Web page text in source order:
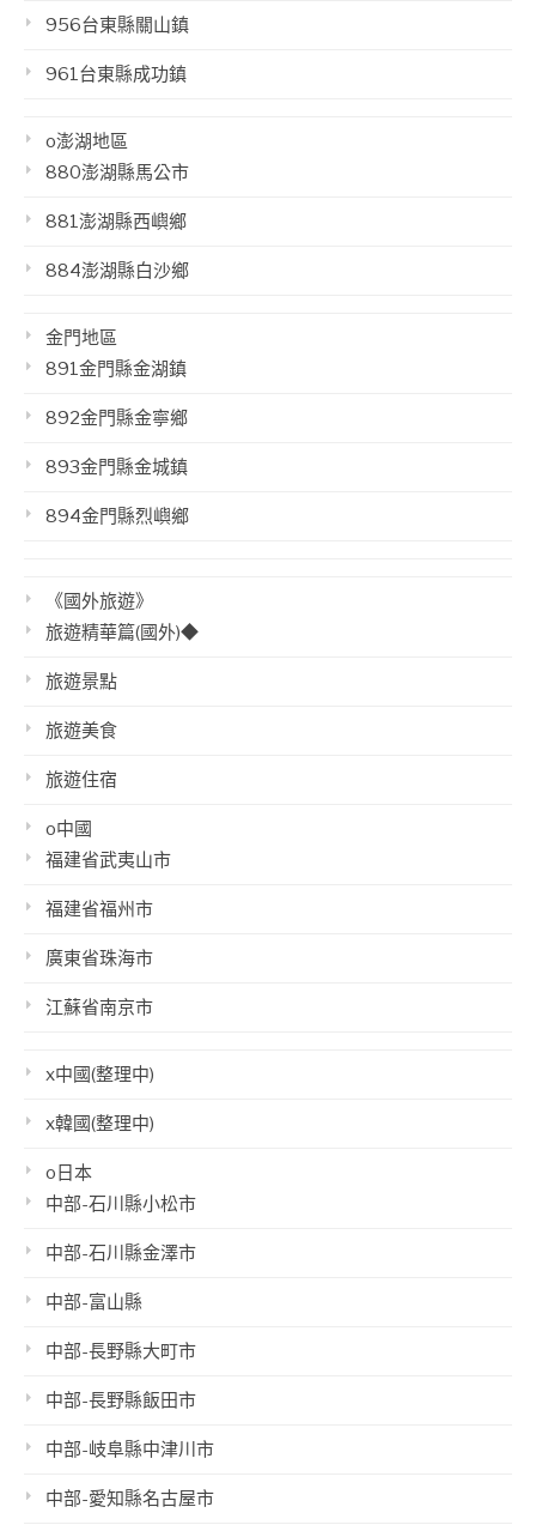
956台東縣關山鎮
961台東縣成功鎮
o澎湖地區
880澎湖縣馬公市
881澎湖縣西嶼鄉
884澎湖縣白沙鄉
金門地區
891金門縣金湖鎮
892金門縣金寧鄉
893金門縣金城鎮
894金門縣烈嶼鄉
《國外旅遊》
旅遊精華篇(國外)◆
旅遊景點
旅遊美食
旅遊住宿
o中國
福建省武夷山市
福建省福州市
廣東省珠海市
江蘇省南京市
x中國(整理中)
x韓國(整理中)
o日本
中部-石川縣小松市
中部-石川縣金澤市
中部-富山縣
中部-長野縣大町市
中部-長野縣飯田市
中部-岐阜縣中津川市
中部-愛知縣名古屋市